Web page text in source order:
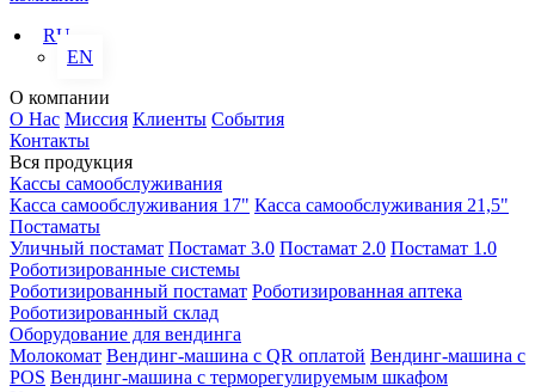
RU
EN
О компании
О Нас Миссия Клиенты События
Контакты
Вся продукция
Кассы самообслуживания
Касса самообслуживания 17" Касса самообслуживания 21,5"
Постаматы
Уличный постамат Постамат 3.0 Постамат 2.0 Постамат 1.0
Роботизированные системы
Роботизированный постамат Роботизированная аптека
Роботизированный склад
Оборудование для вендинга
Молокомат Вендинг-машина с QR оплатой Вендинг-машина с
POS Вендинг-машина с терморегулируемым шкафом